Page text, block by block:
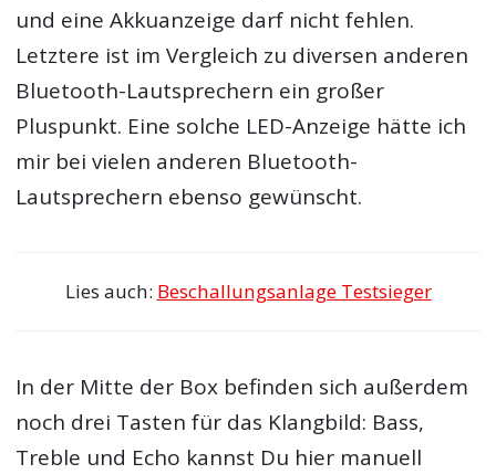
und eine Akkuanzeige darf nicht fehlen.
Letztere ist im Vergleich zu diversen anderen
Bluetooth-Lautsprechern ein großer
Pluspunkt. Eine solche LED-Anzeige hätte ich
mir bei vielen anderen Bluetooth-
Lautsprechern ebenso gewünscht.
Lies auch: Beschallungsanlage Testsieger
In der Mitte der Box befinden sich außerdem
noch drei Tasten für das Klangbild: Bass,
Treble und Echo kannst Du hier manuell